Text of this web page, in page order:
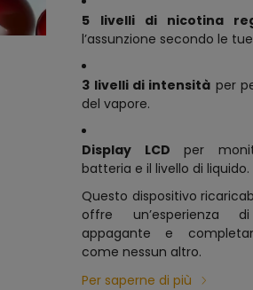
5 livelli di nicotina
l’assunzione secondo le
3 livelli di intensità per
del vapore.
Display LCD per
batteria e il livello di liquido.
Questo dispositivo
offre un’esperienza
appagante e
come nessun altro.
Per saperne di più